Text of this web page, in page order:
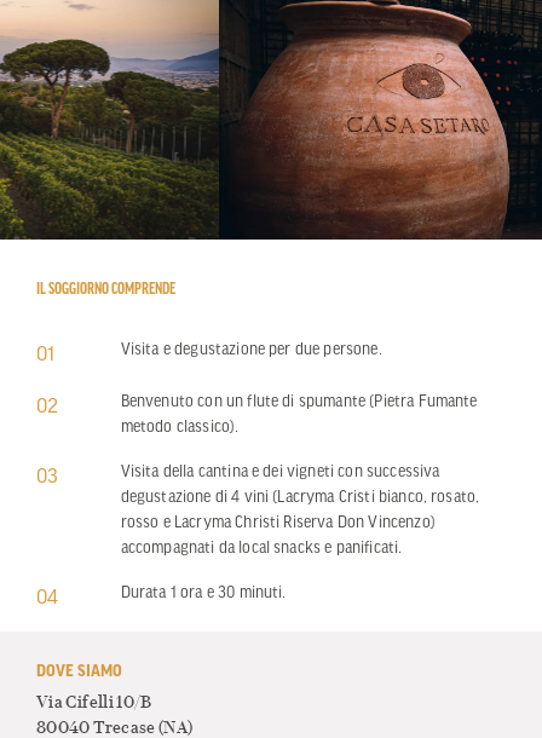
IL SOGGIORNO COMPRENDE
01 Visita e degustazione per due persone.
02
Benvenuto con un flute di spumante (Pietra Fumante
metodo classico).
03
Visita della cantina e dei vigneti con successiva
degustazione di 4 vini (Lacryma Cristi bianco, rosato,
rosso e Lacryma Christi Riserva Don Vincenzo)
accompagnati da local snacks e panificati.
04 Durata 1 ora e 30 minuti.
DOVE SIAMO
Via Cifelli 10/B
80040 Trecase(NA)